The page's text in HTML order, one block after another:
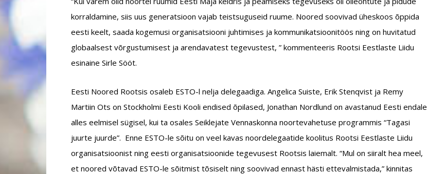
korraldamine, siis uus generatsioon vajab teistsuguseid ruume. Noored soovivad üheskoos õppida
eesti keelt, saada kogemusi organisatsiooni juhtimises ja kommunikatsioonitöös ning on huvitatud
globaalsest võrgustumisest ja arendavatest tegevustest, ” kommenteeris Rootsi Eestlaste Liidu
esinaine Sirle Sööt.
Eesti Noored Rootsis osaleb ESTO-l nelja delegaadiga. Angelica Suiste, Erik Stenqvist ja Remy
Martiin Ots on Stockholmi Eesti Kooli endised õpilased, Jonathan Nordlund on avastanud Eesti endale
alles eelmisel sügisel, kui ta osales Seiklejate Vennaskonna noortevahetuse programmis “Tagasi
juurte juurde”. Enne ESTO-le sõitu on veel kavas noordelegaatide koolitus Rootsi Eestlaste Liidu
organisatsioonist ning eesti organisatsioonide tegevusest Rootsis laiemalt. “Mul on siiralt hea meel,
et noored võtavad ESTO-le sõitmist tõsiselt ning soovivad ennast hästi ettevalmistada,” kinnitas